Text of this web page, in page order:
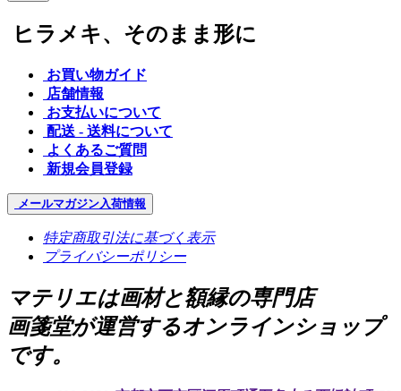
ヒラメキ、そのまま形に
お買い物ガイド
店舗情報
お支払いについて
配送 - 送料について
よくあるご質問
新規会員登録
メールマガジン入荷情報
特定商取引法に基づく表示
プライバシーポリシー
マテリエは画材と額縁の専門店
画箋堂が運営するオンラインショップ
です。